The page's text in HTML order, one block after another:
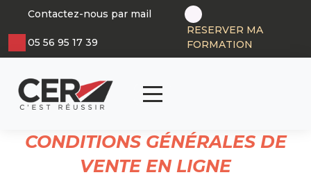
Panneau de gestion des cookies
Contactez-nous par mail
05 56 95 17 39
RESERVER MA
FORMATION
CONDITIONS GÉNÉRALES DE
VENTE EN LIGNE